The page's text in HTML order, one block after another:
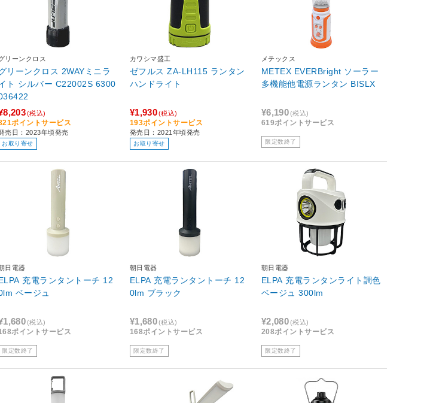
リーンクロス
リーンクロス 2WAYミニラ
ト シルバー C22002S 6300
(税込)
ポイントサービス
売日：2023年頃発売
お取り寄せ
カワシマ盛工
ゼフルス ZA-LH115 ランタン
ハンドライト
¥1,930(税込)
193ポイントサービス
発売日：2021年頃発売
お取り寄せ
メテックス
METEX EVERBright ソーラー
多機能他電源ランタン BISLX
¥6,190(税込)
619ポイントサービス
限定数終了
日電器
充電ランタントーチ 12
0lm ベージュ
(税込)
ポイントサービス
限定数終了
朝日電器
ELPA 充電ランタントーチ 12
0lm ブラック
¥1,680(税込)
168ポイントサービス
限定数終了
朝日電器
ELPA 充電ランタンライト調色
ベージュ 300lm
¥2,080(税込)
208ポイントサービス
限定数終了